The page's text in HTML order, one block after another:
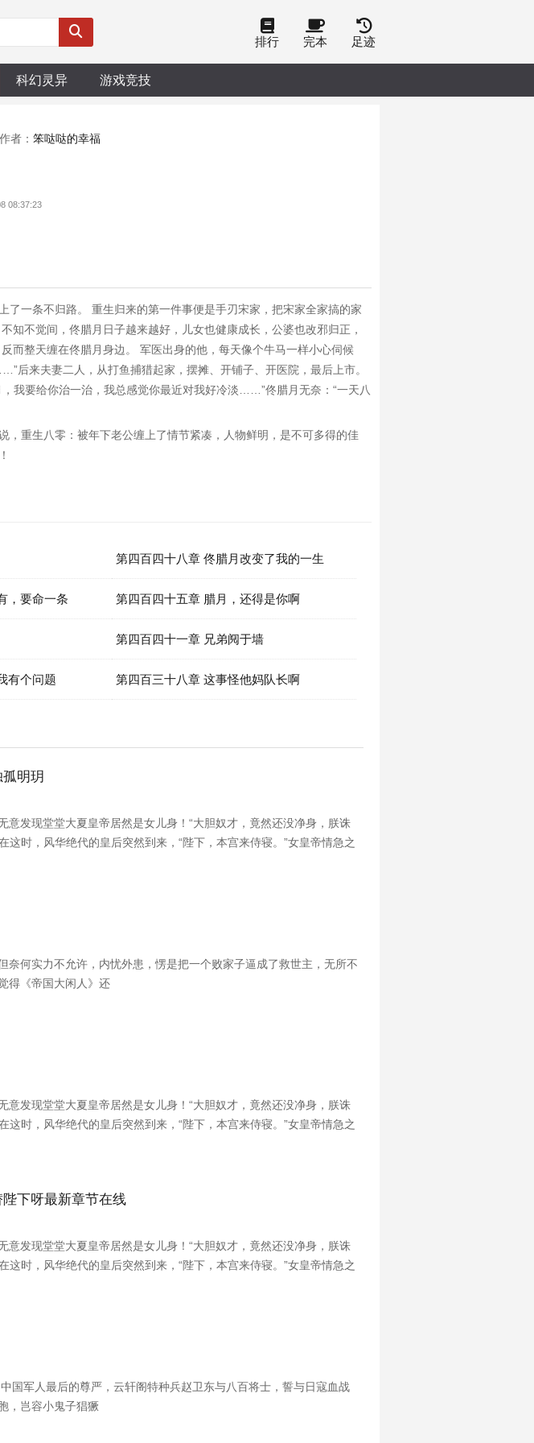
排行 完本 足迹
科幻灵异 游戏竞技
作者： 笨哒哒的幸福
08:37:23
一条不归路。 重生归来的第一件事便是手刃宋家，把宋家全家搞的家
不觉间，佟腊月日子越来越好，儿女也健康成长，公婆也改邪归正，
而整天缠在佟腊月身边。 军医出身的他，每天像个牛马一样小心伺候
后来夫妻二人，从打鱼捕猎起家，摆摊、开铺子、开医院，最后上市。
我要给你治一治，我总感觉你最近对我好冷淡……”佟腊月无奈：“一天八
重生八零：被年下老公缠上了情节紧凑，人物鲜明，是不可多得的佳
第四百四十八章 佟腊月改变了我的一生
，要命一条 第四百四十五章 腊月，还得是你啊
第四百四十一章 兄弟阋于墙
有个问题 第四百三十八章 这事怪他妈队长啊
明玥
发现堂堂大夏皇帝居然是女儿身！“大胆奴才，竟然还没净身，朕诛
这时，风华绝代的皇后突然到来，“陛下，本宫来侍寝。”女皇帝情急之
心腹！”
何实力不允许，内忧外患，愣是把一个败家子逼成了救世主，无所不
得《帝国大闲人》还
发现堂堂大夏皇帝居然是女儿身！“大胆奴才，竟然还没净身，朕诛
这时，风华绝代的皇后突然到来，“陛下，本宫来侍寝。”女皇帝情急之
心腹！”
下呀最新章节在线
发现堂堂大夏皇帝居然是女儿身！“大胆奴才，竟然还没净身，朕诛
这时，风华绝代的皇后突然到来，“陛下，本宫来侍寝。”女皇帝情急之
心腹！”
国军人最后的尊严，云轩阁特种兵赵卫东与八百将士，誓与日寇血战
，岂容小鬼子猖獗